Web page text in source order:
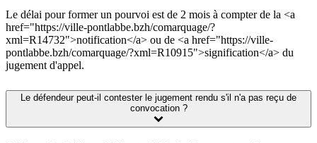
Le délai pour former un pourvoi est de 2 mois à compter de la <a
href="https://ville-pontlabbe.bzh/comarquage/?
xml=R14732">notification</a> ou de <a href="https://ville-
pontlabbe.bzh/comarquage/?xml=R10915">signification</a> du
jugement d'appel.
Le défendeur peut-il contester le jugement rendu s'il n'a pas reçu de
convocation ?